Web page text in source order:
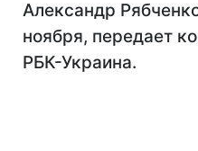
Александр
ноября, передает
РБК-Украина.